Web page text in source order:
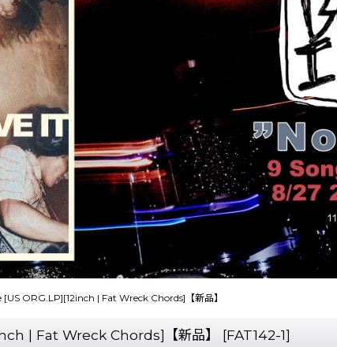
ORG.LP][12inch | Fat Wreck Chords]【新品】
| Fat Wreck Chords]【新品】 [FAT142-1]